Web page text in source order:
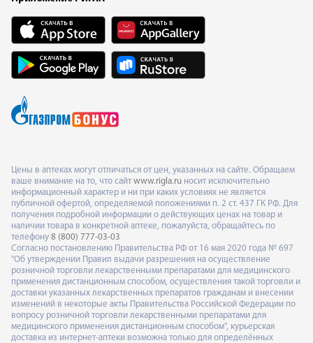
Цены в аптеках могут отличаться от цен, указанных на сайте. Обращаем
ваше внимание на то, что сайт www.rigla.ru носит исключительно
информационный характер и ни при каких условиях не является
публичной офертой, определяемой положениями п. 2 ст. 437 ГК РФ. Для
получения подробной информации о действующих ценах на товар и
наличии товара в конкретной аптеке, пожалуйста, обращайтесь по
телефону 8 (800) 777-03-03
Согласно постановлению Правительства РФ от 16 мая 2020 года № 697
"Об утверждении Правил выдачи разрешения на осуществление
розничной торговли лекарственными препаратами для медицинского
применения дистанционным способом, осуществления такой торговли и
доставки указанных лекарственных препаратов гражданам и внесении
изменений в некоторые акты Правительства Российской Федерации по
вопросу розничной торговли лекарственными препаратами для
медицинского применения дистанционным способом", курьерская
доставка из интернет-аптеки возможна только для определённых